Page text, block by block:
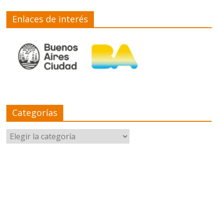
Enlaces de interés
Categorías
Categorías